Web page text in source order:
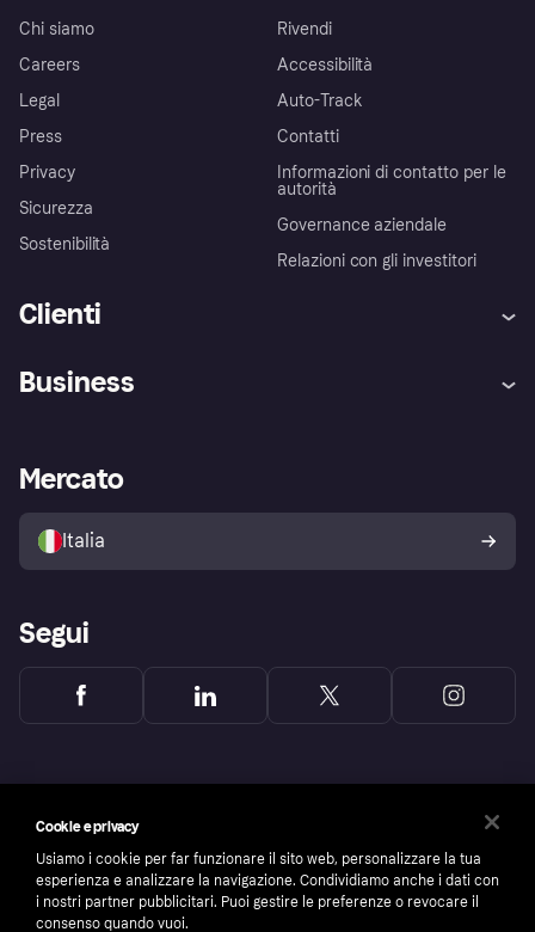
Chi siamo
Careers
Legal
Press
Privacy
Sicurezza
Sostenibilità
Rivendi
Accessibilità
Auto-Track
Contatti
Informazioni di contatto per le
autorità
Governance aziendale
Relazioni con gli investitori
Clienti
Assistenza
Esplora i negozi
Politica di protezione
dell'acquirente Klarna
Business
Accesso aziende
Mercato
Italia
Segui
Cookie e privacy
Usiamo i cookie per far funzionare il sito web, personalizzare la tua
esperienza e analizzare la navigazione. Condividiamo anche i dati con
i nostri partner pubblicitari. Puoi gestire le preferenze o revocare il
consenso quando vuoi.